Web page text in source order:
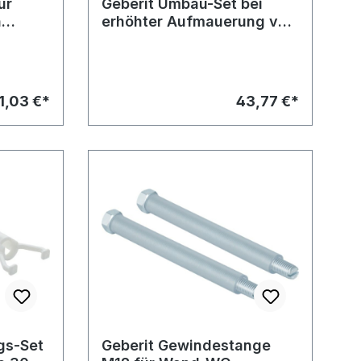
€*
Geberit Umbau-Set bei
erhöhter Aufmauerung von
43,77 €*
Set
Geberit Gewindestange